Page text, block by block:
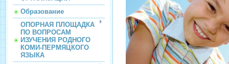
Образование
ОПОРНАЯ ПЛОЩАДКА
ПО ВОПРОСАМ
ИЗУЧЕНИЯ РОДНОГО
КОМИ-ПЕРМЯЦКОГО
ЯЗЫКА